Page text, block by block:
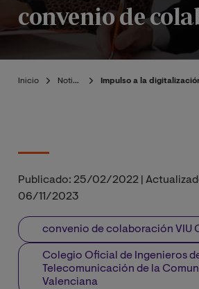
convenio de
Inicio Noticias Impulso a la
Publicado: 25/02/2022
06/11/2023
convenio de colaboración VIU
Colegio Oficial de Ingenieros
Telecomunicación de la
Valenciana